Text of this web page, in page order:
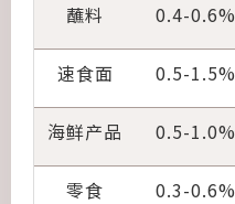
蘸料 0.4-0.6%
速食面 0.5-1.5%
海鲜产品 0.5-1.0%
零食 0.3-0.6%